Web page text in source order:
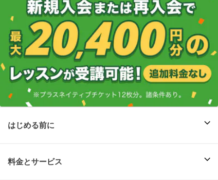
はじめる前に
料金とサービス